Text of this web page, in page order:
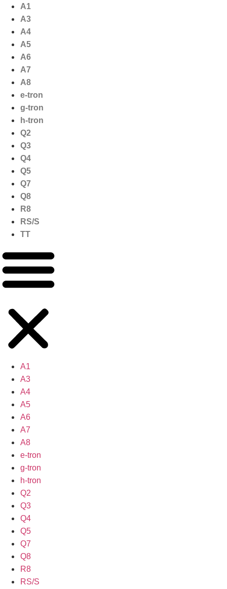
naar
inhoud
A1
A3
A4
A5
A6
A7
A8
e-tron
g-tron
h-tron
Q2
Q3
Q4
Q5
Q7
Q8
R8
RS/S
TT
A1
A3
A4
A5
A6
A7
A8
e-tron
g-tron
h-tron
Q2
Q3
Q4
Q5
Q7
Q8
R8
RS/S